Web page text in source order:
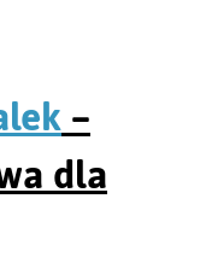
–
dla